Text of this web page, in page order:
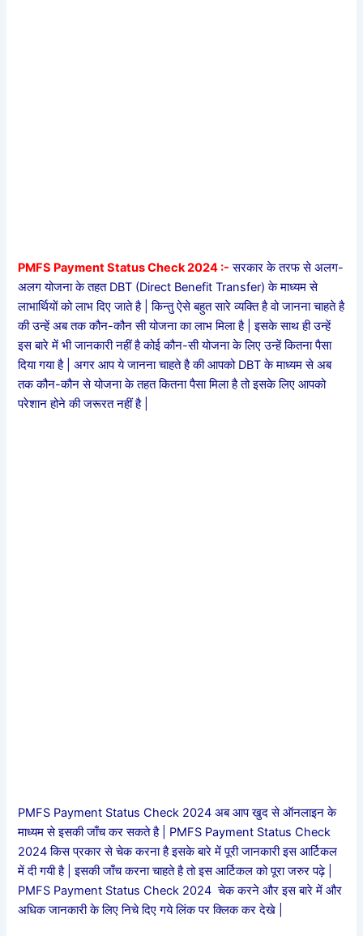
PMFS Payment Status Check 2024 :- सरकार के तरफ से अलग-
अलग योजना के तहत DBT (Direct Benefit Transfer) के माध्यम से
लाभार्थियों को लाभ दिए जाते है | किन्तु ऐसे बहुत सारे व्यक्ति है वो जानना चाहते है
की उन्हें अब तक कौन-कौन सी योजना का लाभ मिला है | इसके साथ ही उन्हें
इस बारे में भी जानकारी नहीं है कोई कौन-सी योजना के लिए उन्हें कितना पैसा
दिया गया है | अगर आप ये जानना चाहते है की आपको DBT के माध्यम से अब
तक कौन-कौन से योजना के तहत कितना पैसा मिला है तो इसके लिए आपको
परेशान होने की जरूरत नहीं है |
PMFS Payment Status Check 2024 अब आप खुद से ऑनलाइन के
माध्यम से इसकी जाँच कर सकते है | PMFS Payment Status Check
2024 किस प्रकार से चेक करना है इसके बारे में पूरी जानकारी इस आर्टिकल
में दी गयी है | इसकी जाँच करना चाहते है तो इस आर्टिकल को पूरा जरुर पढ़े |
PMFS Payment Status Check 2024 चेक करने और इस बारे में और
अधिक जानकारी के लिए निचे दिए गये लिंक पर क्लिक कर देखे |